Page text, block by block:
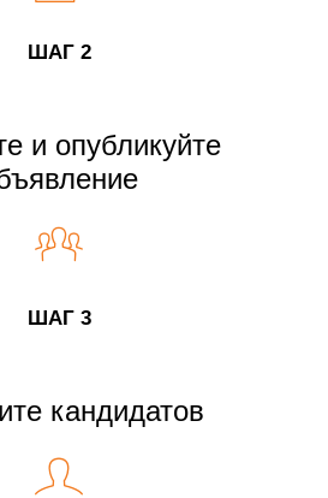
ШАГ 2
и опубликуйте
ШАГ 3
кандидатов